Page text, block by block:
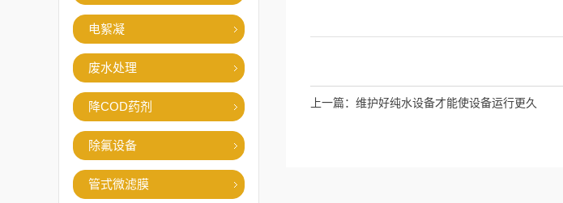
电絮凝
废水处理
降COD药剂
除氟设备
管式微滤膜
上一篇： 维护好纯水设备才能使设备运行更久